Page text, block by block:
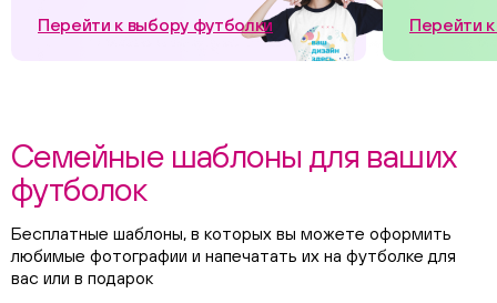
Перейти к выбору футболки Перейти
Семейные шаблоны для ваших
футболок
Бесплатные шаблоны, в которых вы можете оформить
любимые фотографии и напечатать их на футболке для
вас или в подарок